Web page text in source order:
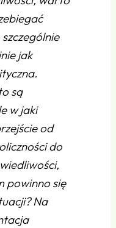
jak
są
w jaki
od
do
powinno się
Na